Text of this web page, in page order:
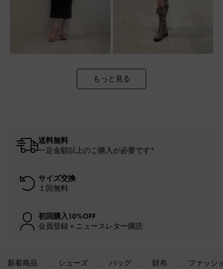
もっと見る
送料無料
一定金額以上のご購入が必要です*
サイズ交換
１回無料
初回購入10%OFF
会員登録＋ニュースレター購読
新着商品 シューズ バッグ 財布 ファッシ